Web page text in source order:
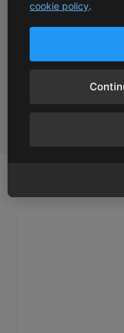
Bianco:Erbaluce di
Rosato
Langhe
Potrebbe
cookie policy.